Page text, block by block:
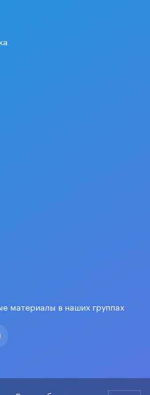
материалы в наших группах